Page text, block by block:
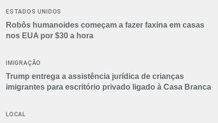
ESTADOS UNIDOS
Robôs humanoides começam a fazer faxina em casas
nos EUA por $30 a hora
IMIGRAÇÃO
Trump entrega a assistência jurídica de crianças
imigrantes para escritório privado ligado à Casa Branca
LOCAL